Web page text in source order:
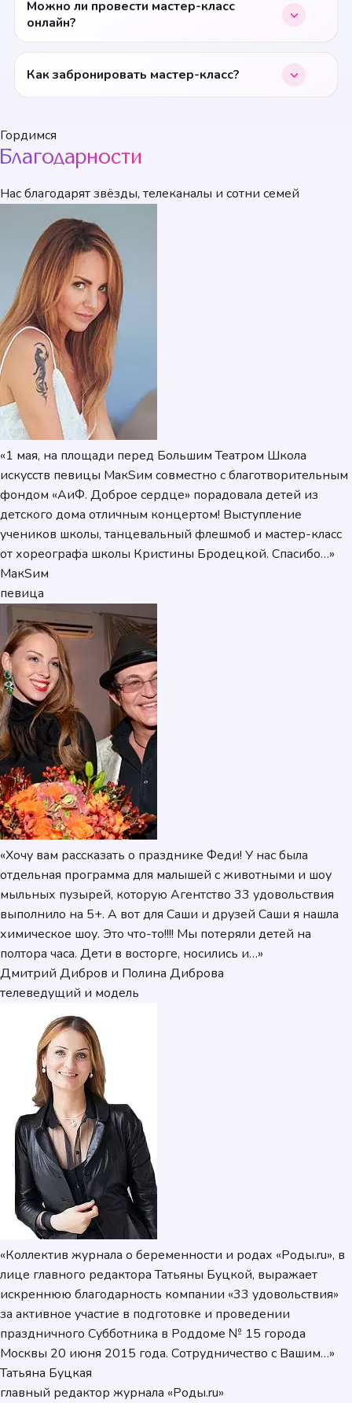
Можно ли провести мастер-класс
онлайн?
Как забронировать мастер-класс?
Гордимся
Благодарности
Нас благодарят звёзды, телеканалы и сотни семей
«1 мая, на площади перед Большим Театром Школа
искусств певицы МакSим совместно с благотворительным
фондом «АиФ. Доброе сердце» порадовала детей из
детского дома отличным концертом! Выступление
учеников школы, танцевальный флешмоб и мастер-класс
от хореографа школы Кристины Бродецкой. Спасибо…»
МакSим
певица
«Хочу вам рассказать о празднике Феди! У нас была
отдельная программа для малышей с животными и шоу
мыльных пузырей, которую Агентство 33 удовольствия
выполнило на 5+. А вот для Саши и друзей Саши я нашла
химическое шоу. Это что-то!!!! Мы потеряли детей на
полтора часа. Дети в восторге, носились и…»
Дмитрий Дибров и Полина Диброва
телеведущий и модель
«Коллектив журнала о беременности и родах «Роды.ru», в
лице главного редактора Татьяны Буцкой, выражает
искреннюю благодарность компании «33 удовольствия»
за активное участие в подготовке и проведении
праздничного Субботника в Роддоме № 15 города
Москвы 20 июня 2015 года. Сотрудничество с Вашим…»
Татьяна Буцкая
главный редактор журнала «Роды.ru»